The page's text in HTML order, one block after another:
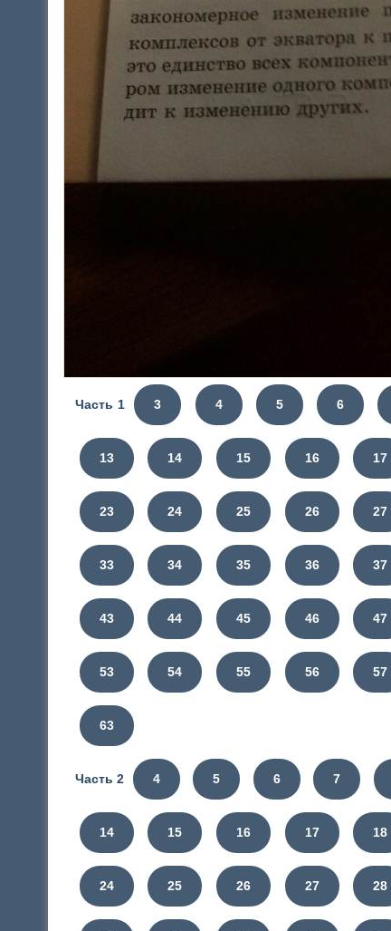
Часть 1 3 4 5 6
13 14 15 16 17
23 24 25 26 27
33 34 35 36 37
43 44 45 46 47
53 54 55 56 57
63
Часть 2 4 5 6 7
14 15 16 17 18
24 25 26 27 28